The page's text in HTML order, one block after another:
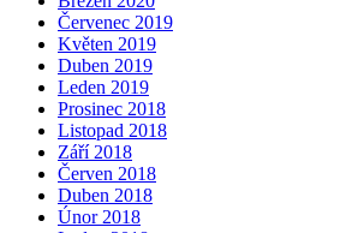
Červenec 2019
Květen 2019
Duben 2019
Leden 2019
Prosinec 2018
Listopad 2018
Září 2018
Červen 2018
Duben 2018
Únor 2018